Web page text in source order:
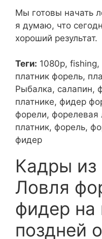
Мы готовы начать
я думаю, что
хороший результат.
Теги: 1080p,
платник форель,
Рыбалка, салапин,
платнике, фидер
форели,
платник, форель,
фидер
Кадры из
Ловля
фидер на
поздней